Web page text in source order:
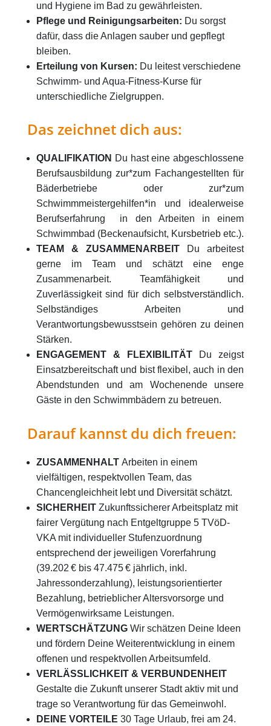
und Hygiene im Bad zu gewährleisten.
Pflege und Reinigungsarbeiten: Du sorgst
dafür, dass die Anlagen sauber und gepflegt
bleiben.
Erteilung von Kursen: Du leitest verschiedene
Schwimm- und Aqua-Fitness-Kurse für
unterschiedliche Zielgruppen.
Das zeichnet dich aus:
QUALIFIKATION Du hast eine abgeschlossene
Berufsausbildung zur*zum Fachangestellten für
Bäderbetriebe oder zur*zum
Schwimmmeistergehilfen*in und idealerweise
Berufserfahrung in den Arbeiten in einem
Schwimmbad (Beckenaufsicht, Kursbetrieb etc.).
TEAM & ZUSAMMENARBEIT Du arbeitest
gerne im Team und schätzt eine enge
Zusammenarbeit. Teamfähigkeit und
Zuverlässigkeit sind für dich selbstverständlich.
Selbständiges Arbeiten und
Verantwortungsbewusstsein gehören zu deinen
Stärken.
ENGAGEMENT & FLEXIBILITÄT Du zeigst
Einsatzbereitschaft und bist flexibel, auch in den
Abendstunden und am Wochenende unsere
Gäste in den Schwimmbädern zu betreuen.
Darauf kannst du dich freuen:
ZUSAMMENHALT Arbeiten in einem
vielfältigen, respektvollen Team, das
Chancengleichheit lebt und Diversität schätzt.
SICHERHEIT Zukunftssicherer Arbeitsplatz mit
fairer Vergütung nach Entgeltgruppe 5 TVöD-
VKA mit individueller Stufenzuordnung
entsprechend der jeweiligen Vorerfahrung
(39.202 € bis 47.475 € jährlich, inkl.
Jahressonderzahlung), leistungsorientierter
Bezahlung, betrieblicher Altersvorsorge und
Vermögenwirksame Leistungen.
WERTSCHÄTZUNG Wir schätzen Deine Ideen
und fördern Deine Weiterentwicklung in einem
offenen und respektvollen Arbeitsumfeld.
VERLÄSSLICHKEIT & VERBUNDENHEIT
Gestalte die Zukunft unserer Stadt aktiv mit und
trage so Verantwortung für das Gemeinwohl.
DEINE VORTEILE 30 Tage Urlaub, frei am 24.